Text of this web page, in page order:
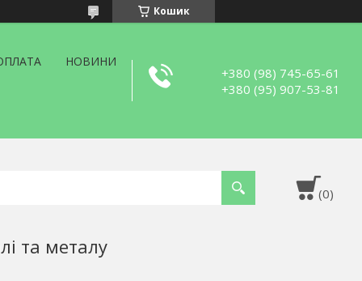
Кошик
НОВИНИ
+380 (98) 745-65-61
+380 (95) 907-53-81
та металу